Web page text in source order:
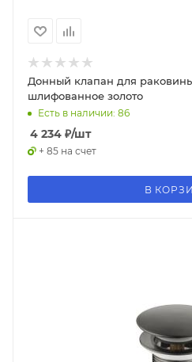
Донный клапан для
шлифованное золото
Есть в наличии: 86
4 234 ₽/шт
+ 85 на счет
В